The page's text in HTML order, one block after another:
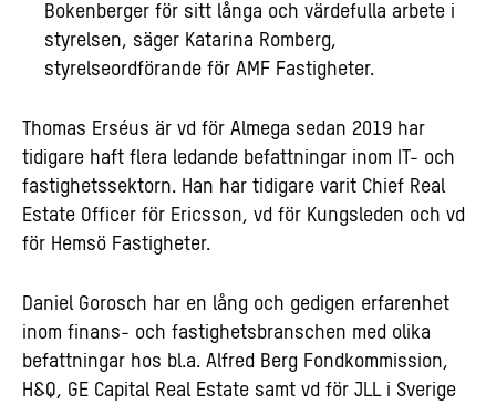
Bokenberger för sitt långa och värdefulla arbete i
styrelsen, säger Katarina Romberg,
styrelseordförande för AMF Fastigheter.
Thomas Erséus är vd för Almega sedan 2019 har
tidigare haft flera ledande befattningar inom IT- och
fastighetssektorn. Han har tidigare varit Chief Real
Estate Officer för Ericsson, vd för Kungsleden och vd
för Hemsö Fastigheter.
Daniel Gorosch har en lång och gedigen erfarenhet
inom finans- och fastighetsbranschen med olika
befattningar hos bl.a. Alfred Berg Fondkommission,
H&Q, GE Capital Real Estate samt vd för JLL i Sverige